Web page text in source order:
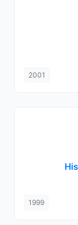
2001
1999